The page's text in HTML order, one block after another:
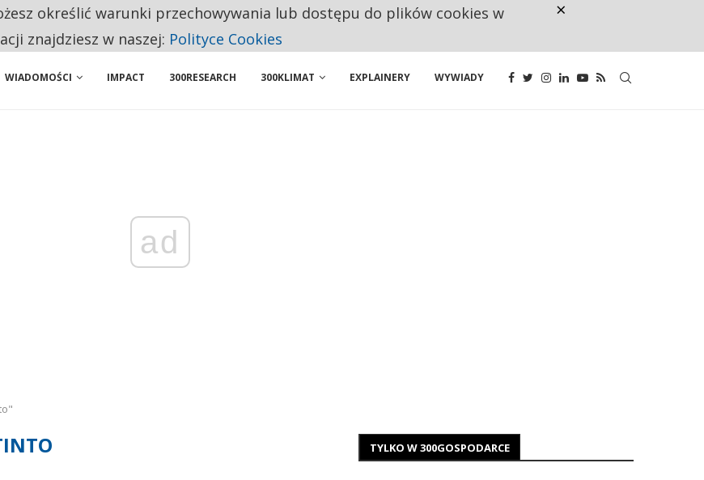
NA LIŚCIE SĄ DWA PODMIOTY Z POLSKI
WIADOMOŚCI IMPACT 300RESEARCH 300KLIMAT EXPLAINERY WYWIADY
ad
TYLKO W 300GOSPODARCE
określić warunki przechowywania lub dostępu do plików cookies w
znajdziesz w naszej: Polityce Cookies
×